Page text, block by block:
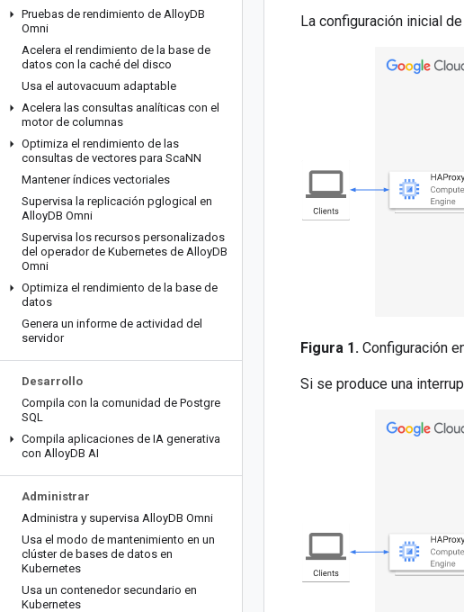
Pruebas de rendimiento de AlloyDB
Omni
Acelera el rendimiento de la base de
datos con la caché del disco
Usa el autovacuum adaptable
Acelera las consultas analíticas con el
motor de columnas
Optimiza el rendimiento de las
consultas de vectores para ScaNN
Mantener índices vectoriales
Supervisa la replicación pglogical en
AlloyDB Omni
Supervisa los recursos personalizados
del operador de Kubernetes de AlloyDB
Omni
Optimiza el rendimiento de la base de
datos
Genera un informe de actividad del
servidor
Desarrollo
Compila con la comunidad de Postgre
SQL
Compila aplicaciones de IA generativa
con AlloyDB AI
Administrar
Administra y supervisa AlloyDB Omni
Usa el modo de mantenimiento en un
clúster de bases de datos en
Kubernetes
Usa un contenedor secundario en
Kubernetes
La configuración inicial
Figura 1. Configuración
Si se produce una